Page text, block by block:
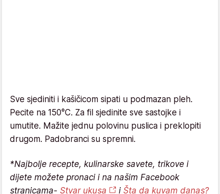
Sve sjediniti i kašičicom sipati u podmazan pleh.
Pecite na 150°C. Za fil sjedinite sve sastojke i
umutite. Mažite jednu polovinu puslica i preklopiti
drugom. Padobranci su spremni.
*Najbolje recepte, kulinarske savete, trikove i
dijete možete pronaci i na našim Facebook
stranicama- Stvar ukusa i Šta da kuvam danas?